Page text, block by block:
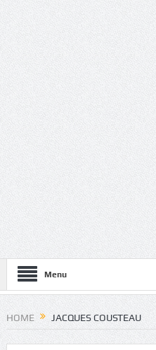
Menu
HOME JACQUES COUSTEAU